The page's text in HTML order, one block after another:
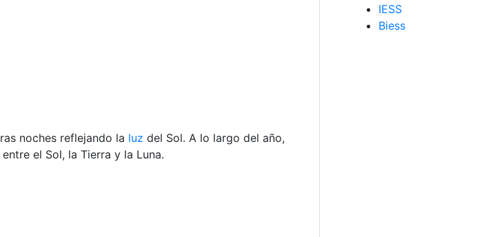
noches reflejando la luz del Sol. A lo largo del año,
el Sol, la Tierra y la Luna.
IESS
Biess